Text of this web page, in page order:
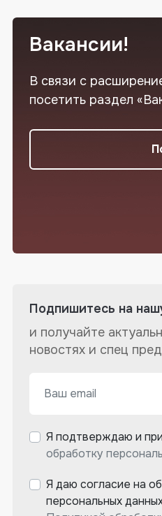
Вакансии!
В связи с
посетить раздел
Подпишитесь на
и получайте
новостях и спец
Я подтверждаю и
обработку
Я даю согласие на
персональных